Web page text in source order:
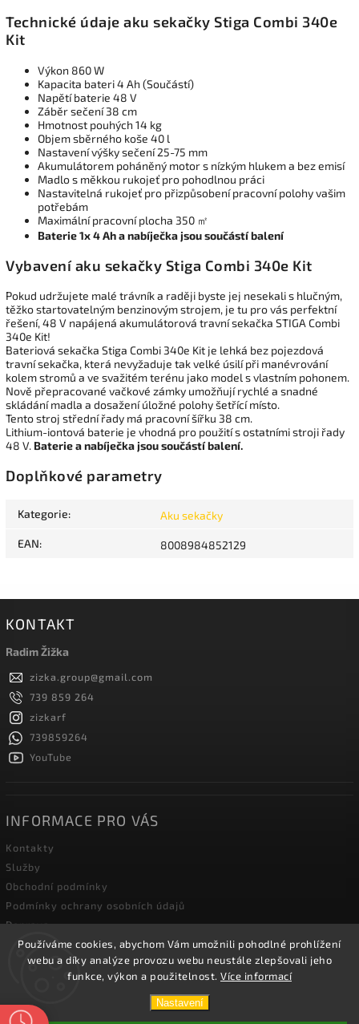
Používáme cookies, abychom Vám umožnili pohodlné prohlížení
webu a díky analýze provozu webu neustále zlepšovali jeho
funkce, výkon a použitelnost. Více informací
Nastavení
Technické údaje aku sekačky Stiga Combi 340e
Kit
Výkon 860 W
Kapacita bateri 4 Ah (Součástí)
Napětí baterie 48 V
Záběr sečení 38 cm
Hmotnost pouhých 14 kg
Objem sběrného koše 40 l
Nastavení výšky sečení 25-75 mm
Akumulátorem poháněný motor s nízkým hlukem a bez emisí
Madlo s měkkou rukojeť pro pohodlnou práci
Nastavitelná rukojeť pro přizpůsobení pracovní polohy vašim
potřebám
Maximální pracovní plocha 350 ㎡
Baterie 1x 4 Ah a nabíječka jsou součástí balení
Vybavení aku sekačky Stiga Combi 340e Kit
Pokud udržujete malé trávník a raději byste jej nesekali s hlučným,
těžko startovatelným benzinovým strojem, je tu pro vás perfektní
řešení, 48 V napájená akumulátorová travní sekačka STIGA Combi
340e Kit!
Bateriová sekačka Stiga Combi 340e Kit je lehká bez pojezdová
travní sekačka, která nevyžaduje tak velké úsilí při manévrování
kolem stromů a ve svažitém terénu jako model s vlastním pohonem.
Nově přepracované vačkové zámky umožňují rychlé a snadné
skládání madla a dosažení úložné polohy šetřící místo.
Tento stroj střední řady má pracovní šířku 38 cm.
Lithium-iontová baterie je vhodná pro použití s ostatnímistroji řady
48 V. Baterie a nabíječka jsou součástí balení.
Doplňkové parametry
Kategorie: Aku sekačky
EAN: 8008984852129
KONTAKT
Radim Žižka
zizka.group@gmail.com
739 859 264
zizkarf
739859264
YouTube
INFORMACE PRO VÁS
Kontakty
Služby
Obchodní podmínky
Podmínky ochrany osobních údajů
Doprava
Blog zahradní techniky
Žižka R&F s.r.o.. Všechna práva vyhrazena.
Shoptet